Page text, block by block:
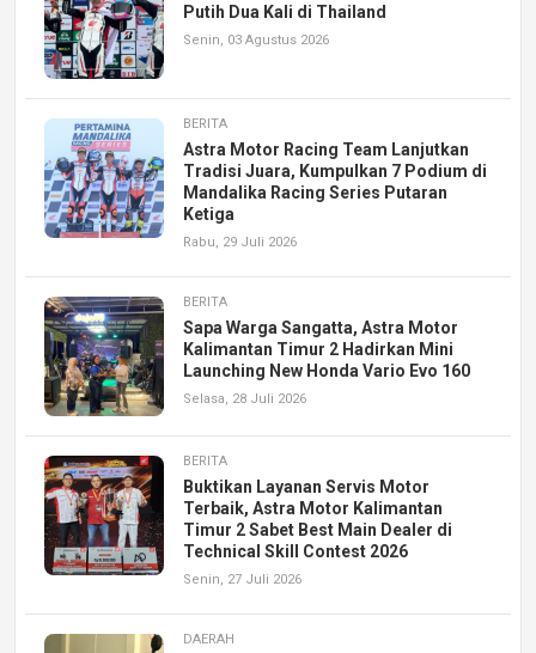
Putih Dua Kali di Thailand
Senin, 03 Agustus 2026
BERITA
Astra Motor Racing Team Lanjutkan
Tradisi Juara, Kumpulkan 7 Podium di
Mandalika Racing Series Putaran
Ketiga
Rabu, 29 Juli 2026
BERITA
Sapa Warga Sangatta, Astra Motor
Kalimantan Timur 2 Hadirkan Mini
Launching New Honda Vario Evo 160
Selasa, 28 Juli 2026
BERITA
Buktikan Layanan Servis Motor
Terbaik, Astra Motor Kalimantan
Timur 2 Sabet Best Main Dealer di
Technical Skill Contest 2026
Senin, 27 Juli 2026
DAERAH